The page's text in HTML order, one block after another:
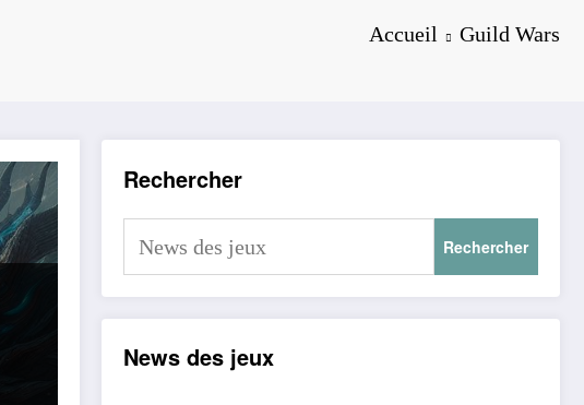
Accueil Guild Wars
Rechercher
Rechercher
News des jeux